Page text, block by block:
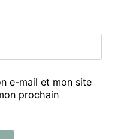
e-mail et mon site
prochain